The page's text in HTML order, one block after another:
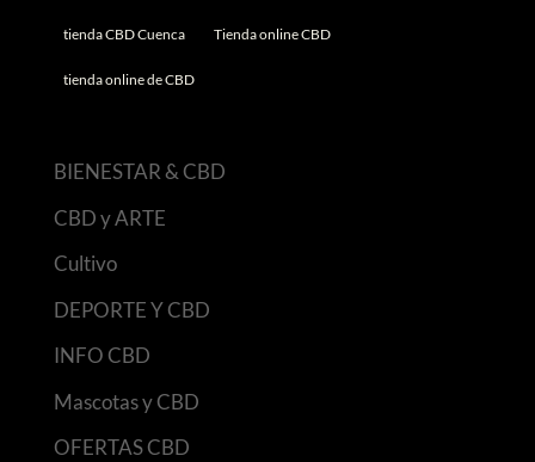
tienda CBD Cuenca Tienda online CBD
tienda online de CBD
BIENESTAR & CBD
CBD y ARTE
Cultivo
DEPORTE Y CBD
INFO CBD
Mascotas y CBD
OFERTAS CBD